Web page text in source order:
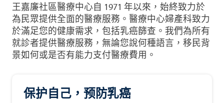
王嘉廉社區醫療中心自 1971 年以來，始終致力於
為民眾提供全面的醫療服務。醫療中心婦產科致力
於滿足您的健康需求，包括乳癌篩查。我們為所有
就診者提供醫療服務，無論您說何種語言，移民背
景如何或是否有能力支付醫療費用。
保护自己，预防乳癌